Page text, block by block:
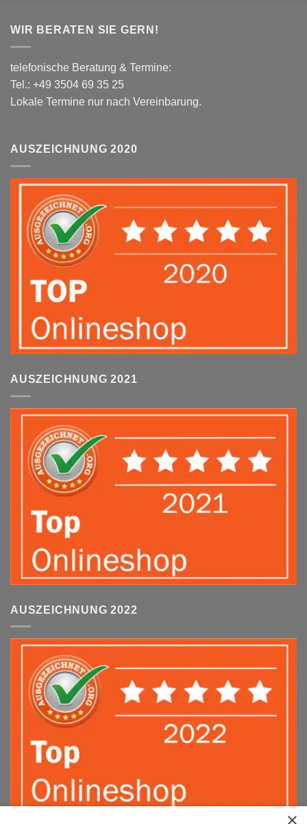
WIR BERATEN SIE GERN!
telefonische Beratung & Termine:
Tel.: +49 3504 69 35 25
Lokale Termine nur nach Vereinbarung.
AUSZEICHNUNG 2020
AUSZEICHNUNG 2021
AUSZEICHNUNG 2022